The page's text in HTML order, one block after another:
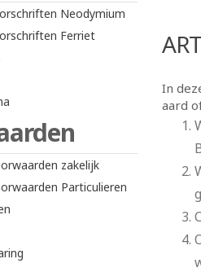
Neodymium
Ferriet
zakelijk
Particulieren
In
aard